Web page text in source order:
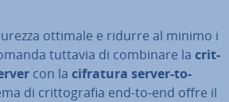
ottimale e ridurre al minimo i
tuttavia di combinare la crit­
con la cifratura server-to-
di crit­to­gra­fia end-to-end offre il